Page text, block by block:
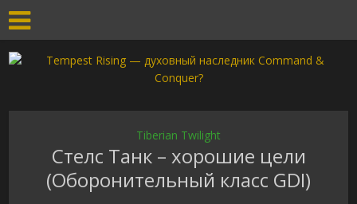
Tiberian Twilight
Стелс Танк – хорошие цели
(Оборонительный класс GDI)